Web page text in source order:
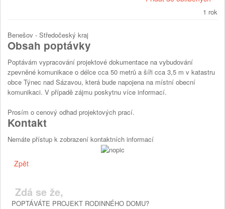
1 rok
Benešov - Středočeský kraj
Obsah poptávky
Poptávám vypracování projektové dokumentace na vybudování
zpevněné komunikace o délce cca 50 metrů a šíři cca 3,5 m v katastru
obce Týnec nad Sázavou, která bude napojena na místní obecní
komunikaci. V případě zájmu poskytnu více informací.
Prosím o cenový odhad projektových prací.
Kontakt
Nemáte přístup k zobrazení kontaktních informací
Zpět
Zdá se že,
POPTÁVÁTE PROJEKT RODINNÉHO DOMU?